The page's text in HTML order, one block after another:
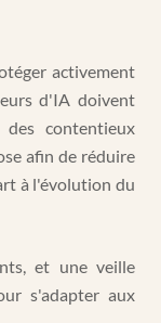
activement
d'IA doivent
contentieux
afin de réduire
à l'évolution du
et une veille
s'adapter aux